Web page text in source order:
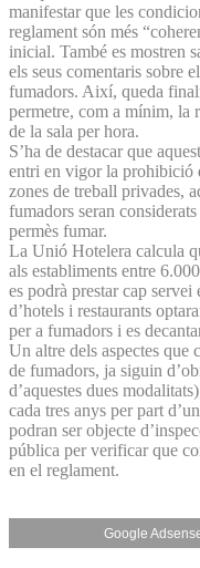
manifestar que les
reglament són més
inicial. També es mostren
els seus comentaris sobre
fumadors. Així, queda
permetre, com a mínim, la
de la sala per hora.
S’ha de destacar que
entri en vigor la prohibició
zones de treball privades,
fumadors seran
permès fumar.
La Unió Hotelera calcula
als establiments entre
es podrà prestar cap servei
d’hotels i restaurants
per a fumadors i es
Un altre dels aspectes que
de fumadors, ja siguin
d’aquestes dues
cada tres anys per part
podran ser objecte
pública per verificar que
en el reglament.
Google